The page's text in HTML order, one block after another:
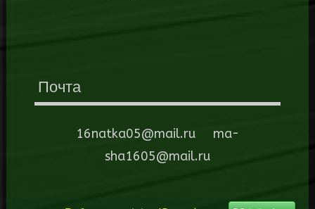
Почта
16natka05@mail.ru ma-
sha1605@mail.ru